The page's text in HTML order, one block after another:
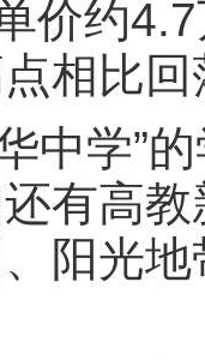
价约
相比
中学”
有高
阳光